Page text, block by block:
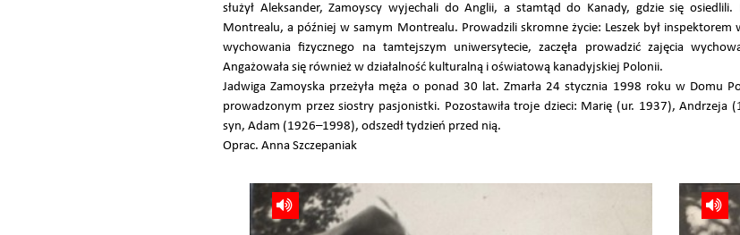
służył Aleksander, Zamoyscy wyjechali do Anglii, a stamtąd do Kanady, gdzie się
Montrealu, a później w samym Montrealu. Prowadzili skromne życie: Leszek był inspektorem
wychowania fizycznego na tamtejszym uniwersytecie, zaczęła prowadzić zajęcia
Angażowała się również w działalność kulturalną i oświatową kanadyjskiej Polonii.
Jadwiga Zamoyska przeżyła męża o ponad 30 lat. Zmarła 24 stycznia 1998 roku w Domu
prowadzonym przez siostry pasjonistki. Pozostawiła troje dzieci: Marię (ur. 1937), Andrzeja
syn, Adam (1926–1998), odszedł tydzień przed nią.
Oprac. Anna Szczepaniak